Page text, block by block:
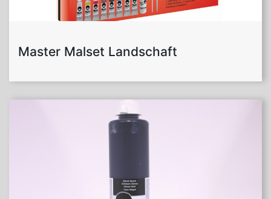
Master Malset Landschaft